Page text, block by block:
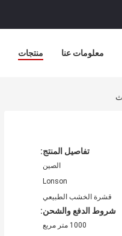
منتجات معلومات عنا
تفاصيل المنتج:
الصين
Lonson
قشرة الخشب الطبيعي
شروط الدفع والشحن:
1000 متر مربع